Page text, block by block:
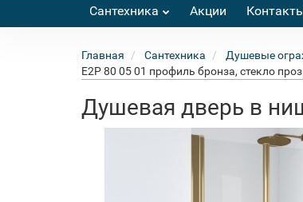
Сантехника Акции
Главная Сантехника Душевые
E2P 80 05 01 профиль бронза, стекло
Душевая дверь в